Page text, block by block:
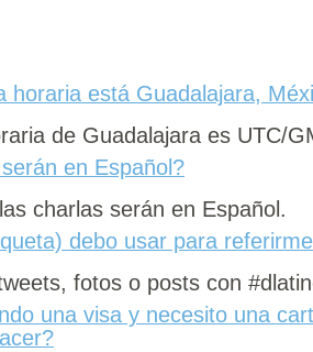
horaria está Guadalajara,
de Guadalajara es UTC/
en Español?
charlas serán en Español.
debo usar para
fotos o posts con
una visa y necesito una